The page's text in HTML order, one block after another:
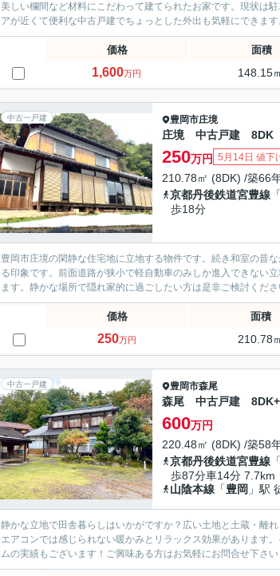
美しい欄間など材料にこだわって建てられたお家です。現状は
アが近くて便利な中古戸建でちょっとした外出も気軽にできま
価格 面積
1,600万円 148.15
中古一戸建 豊岡市庄境
庄境 中古戸建 8DK
250万円 5月14日 値下
210.78㎡ (8DK) /築66
京都丹後鉄道宮豊線 「
歩18分
豊岡市庄境の閑静な住宅地に立地する物件です。続き和室の昔
る印象です。前面道路が狭小で軽自動車のみしか進入できない
ます。静かな場所で隠れ家的に過ごしたい方は是非ご検討くださ
価格 面積
250万円 210.78
中古一戸建 豊岡市森尾
森尾 中古戸建
600万円
220.48㎡ (8DK) /築58
京都丹後鉄道宮豊線 「
歩87分車14分 7.7km
山陰本線 「豊岡 」駅
静かな立地で田舎暮らしはいかがですか？広い土地と土蔵・離
エアコンでは感じられない暖かみとリラックス効果があります
ムの実績もございます！ご興味ある方はお気軽にお問合せ下さい